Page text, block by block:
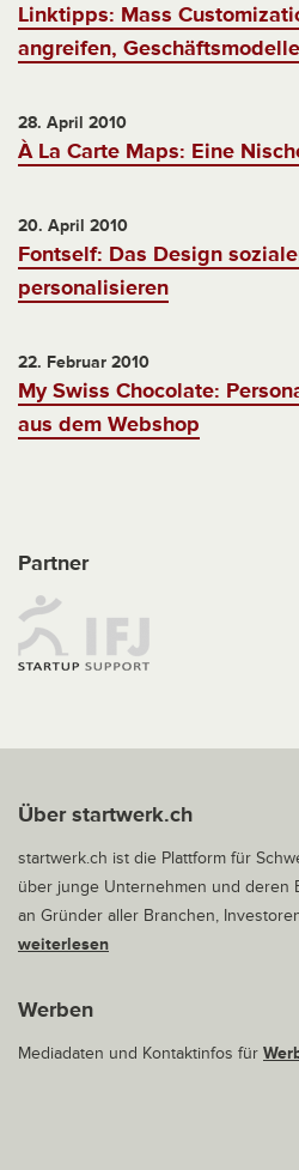
Linktipps: Mass
angreifen,
28. April 2010
À La Carte Maps: Eine
20. April 2010
Fontself: Das Design
personalisieren
22. Februar 2010
My Swiss Chocolate:
aus dem Webshop
Partner
Über startwerk.ch
startwerk.ch ist die Plattform für
über junge Unternehmen und deren
an Gründer aller Branchen,
weiterlesen
Werben
Mediadaten und Kontaktinfos für